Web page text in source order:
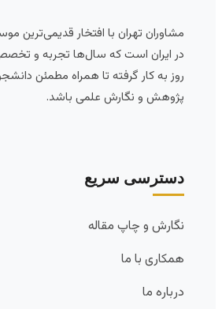
مشاوران تهران با افتخار قدیمی‌ترین
در ایران است که سال‌ها تجربه و
روز به کار گرفته تا همراه مطمئن
پژوهش و نگارش علمی باشد.
دسترسی سریع
نگارش و چاپ مقاله
همکاری با ما
درباره ما